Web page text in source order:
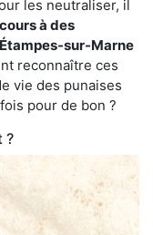
les neutraliser, il
à des
sur-Marne
reconnaître ces
vie des punaises
pour de bon ?
?